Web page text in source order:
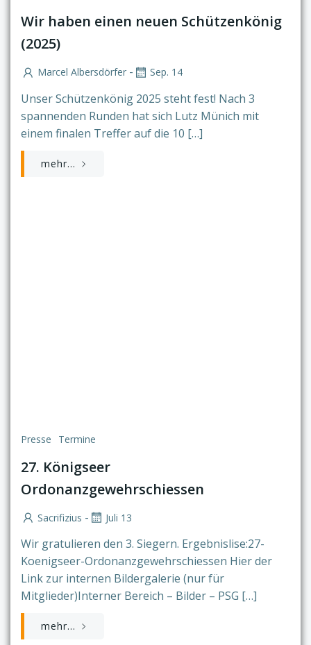
Wir haben einen neuen Schützenkönig
(2025)
Marcel Albersdörfer - Sep. 14
Unser Schützenkönig 2025 steht fest! Nach 3
spannenden Runden hat sich Lutz Münich mit
einem finalen Treffer auf die 10 […]
mehr...
Presse Termine
27. Königseer
Ordonanzgewehrschiessen
Sacrifizius - Juli 13
Wir gratulieren den 3. Siegern. Ergebnislise:27-
Koenigseer-Ordonanzgewehrschiessen Hier der
Link zur internen Bildergalerie (nur für
Mitglieder)Interner Bereich – Bilder – PSG […]
mehr...